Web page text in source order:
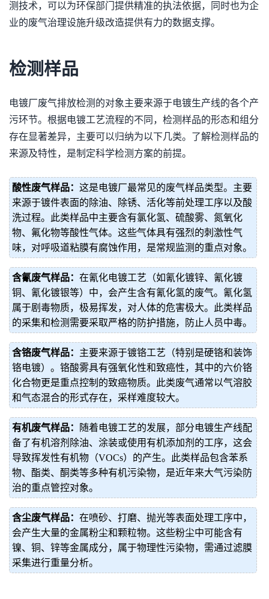
测技术，可以为环保部门提供精准的执法依据，同时也为企
业的废气治理设施升级改造提供有力的数据支撑。
检测样品
电镀厂废气排放检测的对象主要来源于电镀生产线的各个产
污环节。根据电镀工艺流程的不同，检测样品的形态和组分
存在显著差异，主要可以归纳为以下几类。了解检测样品的
来源及特性，是制定科学检测方案的前提。
酸性废气样品： 这是电镀厂最常见的废气样品类型。主要
来源于镀件表面的除油、除锈、活化等前处理工序以及酸
洗过程。此类样品中主要含有氯化氢、硫酸雾、氮氧化
物、氟化物等酸性气体。这些气体具有强烈的刺激性气
味，对呼吸道粘膜有腐蚀作用，是常规监测的重点对象。
含氰废气样品： 在氰化电镀工艺（如氰化镀锌、氰化镀
铜、氰化镀银等）中，会产生含有氰化氢的废气。氰化氢
属于剧毒物质，极易挥发，对人体的危害极大。此类样品
的采集和检测需要采取严格的防护措施，防止人员中毒。
含铬废气样品： 主要来源于镀铬工艺（特别是硬铬和装饰
铬电镀）。铬酸雾具有强氧化性和致癌性，其中的六价铬
化合物更是重点控制的致癌物质。此类废气通常以气溶胶
和气态混合的形式存在，采样难度较大。
有机废气样品：
随着电镀工艺的发展，部分电镀生产线配
备了有机溶剂除油、涂装或使用有机添加剂的工序，这会
导致挥发性有机物（VOCs）的产生。此类样品包含苯系
物、酯类、酮类等多种有机污染物，是近年来大气污染防
治的重点管控对象。
含尘废气样品： 在喷砂、打磨、抛光等表面处理工序中，
会产生大量的金属粉尘和颗粒物。这些粉尘中可能含有
镍、铜、锌等金属成分，属于物理性污染物，需通过滤膜
采集进行重量分析。